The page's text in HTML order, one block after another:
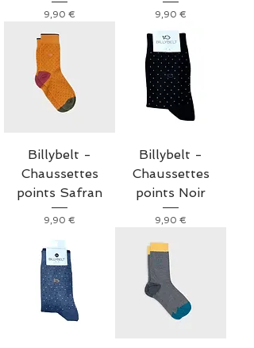
Prix
9,90 € Prix
9,90 €
Billybelt -
Chaussettes
points Safran
Prix
9,90 €
Billybelt -
Chaussettes
points Noir
Prix
9,90 €